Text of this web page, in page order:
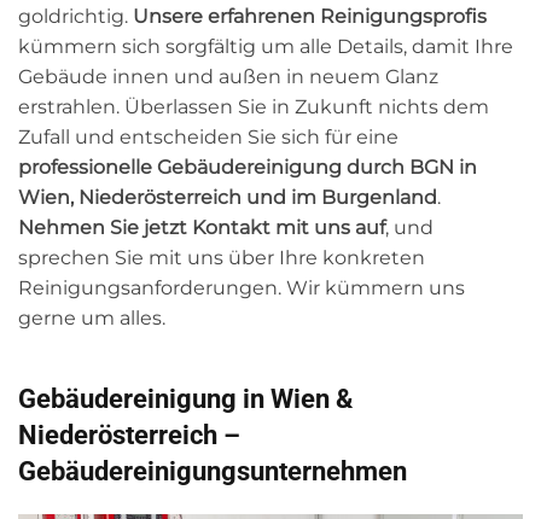
goldrichtig. Unsere erfahrenen Reinigungsprofis
kümmern sich sorgfältig um alle Details, damit Ihre
Gebäude innen und außen in neuem Glanz
erstrahlen. Überlassen Sie in Zukunft nichts dem
Zufall und entscheiden Sie sich für eine
professionelle Gebäudereinigung durch BGN in
Wien, Niederösterreich und im Burgenland.
Nehmen Sie jetzt Kontakt mit uns auf, und
sprechen Sie mit uns über Ihre konkreten
Reinigungsanforderungen. Wir kümmern uns
gerne um alles.
Gebäudereinigung in Wien &
Niederösterreich –
Gebäudereinigungsunternehmen